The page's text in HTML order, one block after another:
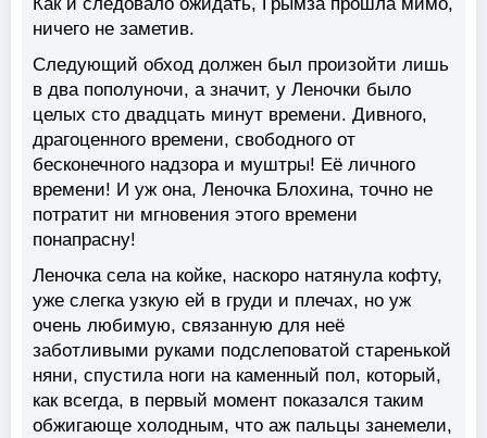
ничего не заметив.
Следующий обход должен был произойти лишь
в два пополуночи, а значит, у Леночки было
целых сто двадцать минут времени. Дивного,
драгоценного времени, свободного от
бесконечного надзора и муштры! Её личного
времени! И уж она, Леночка Блохина, точно не
потратит ни мгновения этого времени
понапрасну!
Леночка села на койке, наскоро натянула кофту,
уже слегка узкую ей в груди и плечах, но уж
очень любимую, связанную для неё
заботливыми руками подслеповатой старенькой
няни, спустила ноги на каменный пол, который,
как всегда, в первый момент показался таким
обжигающе холодным, что аж пальцы занемели,